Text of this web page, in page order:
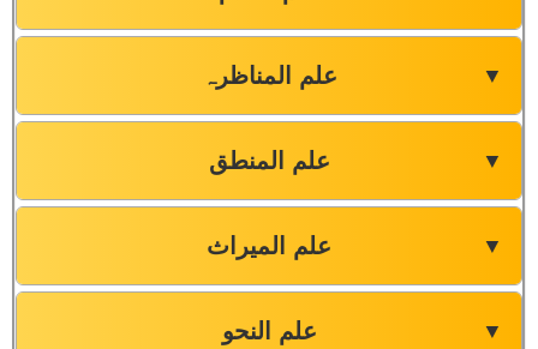
علم المناظرہ ▼
علم المنطق ▼
علم المیراث ▼
علم النحو ▼